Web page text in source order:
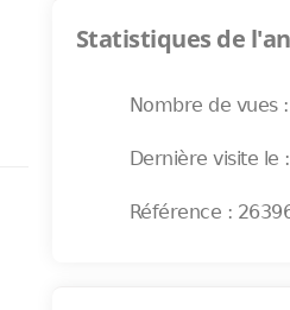
Statistiques de
Nombre de vues
Dernière visite le
Référence :